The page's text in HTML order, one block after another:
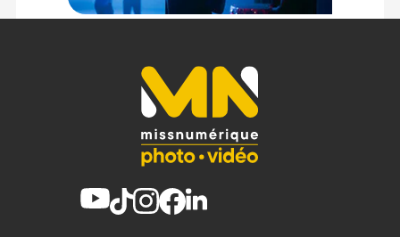
(1) Offre valable jusqu'au 31 Décembre 2030 à partir de 49 euros
sur les produits de moins de 1m et moins de 20Kg.
(2) Sous réserve d'éligibilité.
(3) Nombre de points Fidélité estimés, hors remises au panier, basé
sur le prix TTC en €, les points seront effectivement calculés dans le